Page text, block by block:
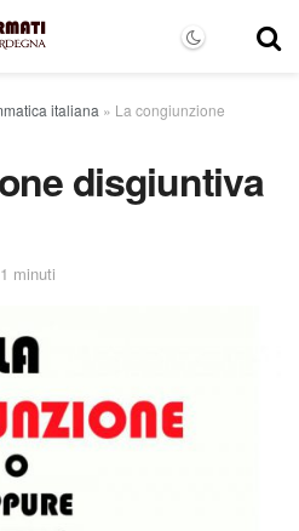
italiana » La congiunzione
disgiuntiva
minuti